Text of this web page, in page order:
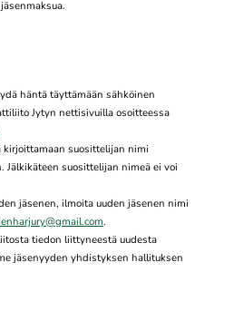
häntä täyttämään sähköinen
Jytyn nettisivuilla osoitteessa
kirjoittamaan suosittelijan nimi
Jälkikäteen suosittelijan nimeä ei voi
jäsenen, ilmoita uuden jäsenen nimi
.
tiedon liittyneestä uudesta
jäsenyyden yhdistyksen hallituksen